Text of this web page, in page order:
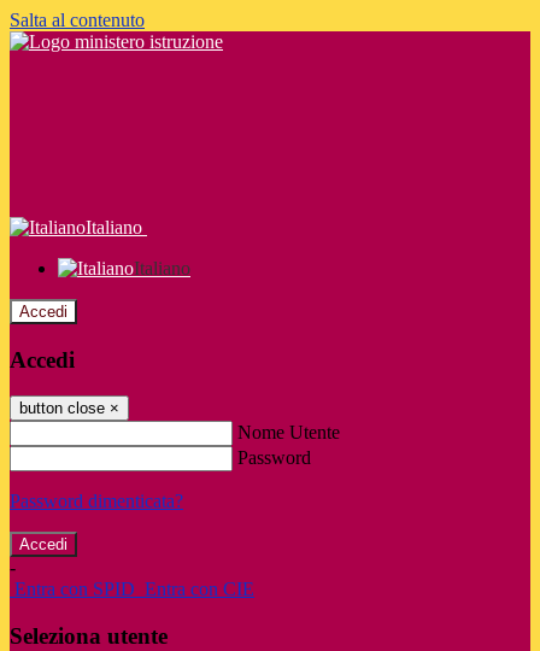
Salta al contenuto
Italiano
Italiano
Accedi
Accedi
button close ×
Nome Utente
Password
Password dimenticata?
-
Entra con SPID Entra con CIE
Seleziona utente